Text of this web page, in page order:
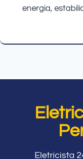
energia,
Eletricista